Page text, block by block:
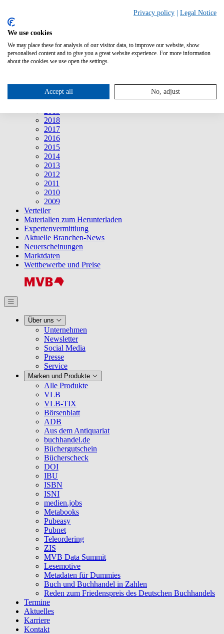
Mitteilungen
2026
2025
2024
2022
2021
2020
2019
2018
2017
2016
2015
2014
2013
2012
2011
2010
2009
Verteiler
Materialien zum Herunterladen
Expertenvermittlung
Aktuelle Branchen-News
Neuerscheinungen
Marktdaten
Wettbewerbe und Preise
Über uns
Unternehmen
Newsletter
Social Media
Presse
Service
Marken und Produkte
Alle Produkte
VLB
VLB-TIX
Börsenblatt
ADB
Aus dem Antiquariat
buchhandel.de
Büchergutschein
Bücherscheck
DOI
IBU
ISBN
ISNI
medien.jobs
Metabooks
Pubeasy
Pubnet
Teleordering
ZIS
MVB Data Summit
Lesemotive
Metadaten für Dummies
Buch und Buchhandel in Zahlen
Reden zum Friedenspreis des Deutschen Buchhandels
Termine
Aktuelles
Karriere
Kontakt
Privacy policy Legal Notice
We use cookies
We may place these for analysis of our visitor data, to improve our website, show
personalised content and to give you a great website experience. For more information
about the cookies we use open the settings.
Accept all No, adjust